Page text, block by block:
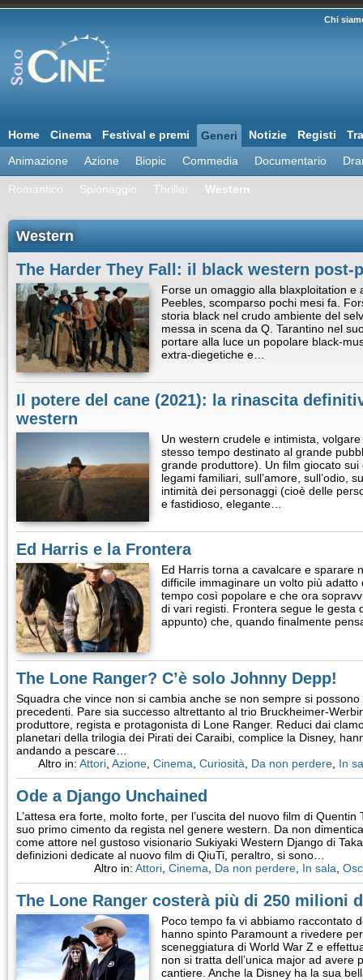
Chi
Home Cinema Festival e premi Generi Notizie Registi
Animazione
Azione Biopic Commedia Documentario
Romantico Spionaggio Thriller Western
Western
The Harder They Fall: il black western post-
Forse un omaggio alla blaxploitation e
Peebles, scomparso pochi mesi fa.
storia black nel crudo ambiente del
messa in scena da Q. Tarantino nel
portare alla luce un popolare black-
extra-diegetiche e…
Il potere del cane (2021): la rinascita
western
Un western crudele e intimista,
stesso tempo destinato al grande
grande produttore). Un film giocato
legami familiari, sull’amore, sull’odio,
intimità dei personaggi (cioè delle
e fastidioso, elegante…
Ed Harris e la Frontera
Ed Harris torna a cavalcare e sparare
difficile immaginare un volto più
tempo così popolare e che ora
di vari registi. Frontera segue le gesta
appunto) che, quando finalmente
The Lone Ranger? C’è solo Johnny Depp!
Squadra che vince non si cambia anche se non sempre si
precedenti. Pare sia successo altrettanto al trio Bruckheimer-
produttore, regista e protagonista di Lone Ranger. Reduci dai
planetari della trilogia dei Pirati dei Caraibi, complice la Disney,
andando a pescare…
Altro in: Attori Azione Cinema Curiosità Da non perdere In
Ode a Django Unchained
L’attesa era forte, molto forte, per l’uscita del nuovo film di
suo primo cimento da regista nel genere western. Da non
come attore nel gustoso visionario Sukiyaki Western Django di
definizioni dedicate al nuovo film di QiuTi, peraltro, si sono…
Altro in: Attori Cinema Da non perdere In sala
The Lone Ranger costerà più di 250 milioni
Poco tempo fa vi abbiamo raccontato
hanno spinto Paramount a rivedere
sceneggiatura di World War Z e
non si tratta dell’unica major ad avere
cantiere. Anche la Disney ha la sua